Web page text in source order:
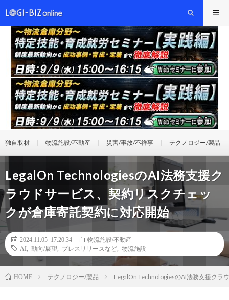
独自取材 物流施設/不動産 災害/事故/不祥事 テクノロジー/製品
LegalOn TechnologiesのAI法務支援ク
ラウドサービス、契約リスクチェッ
クが倉庫寄託契約に対応開始
2024.11.05 17:20:34
物流施設/不動産
AI
動向/展望 プレスリリースなど 物流施設
HOME テクノロジー/製品 LegalOn TechnologiesのAI法務支援クラ